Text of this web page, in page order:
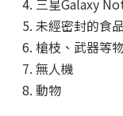
三星Galaxy
未經密封的食品
槍枝、武器等
無人機
動物